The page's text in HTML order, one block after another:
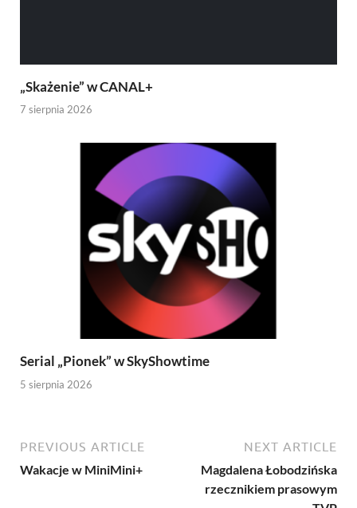
„Skażenie” w CANAL+
7 sierpnia 2026
Serial „Pionek” w SkyShowtime
5 sierpnia 2026
PREVIOUS ARTICLE
Wakacje w MiniMini+
NEXT ARTICLE
Magdalena Łobodzińska
rzecznikiem prasowym